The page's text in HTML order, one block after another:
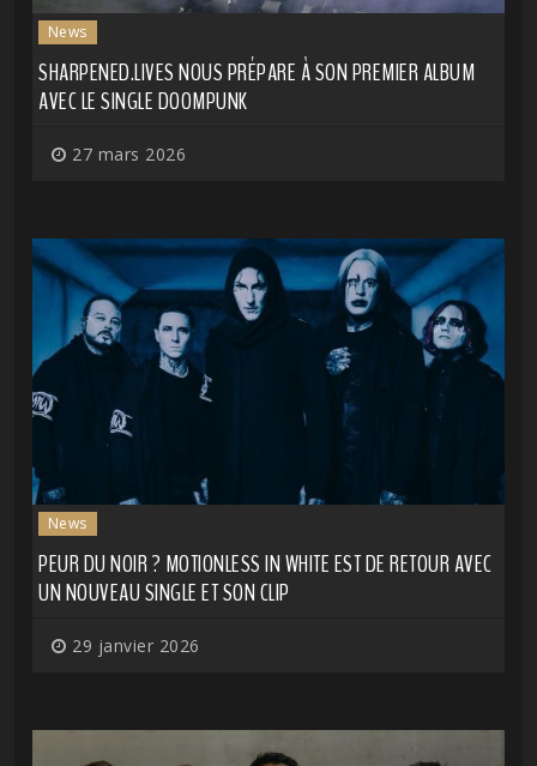
News
SHARPENED.LIVES NOUS PRÉPARE À SON PREMIER ALBUM
AVEC LE SINGLE DOOMPUNK
27 mars 2026
News
PEUR DU NOIR ? MOTIONLESS IN WHITE EST DE RETOUR AVEC
UN NOUVEAU SINGLE ET SON CLIP
29 janvier 2026